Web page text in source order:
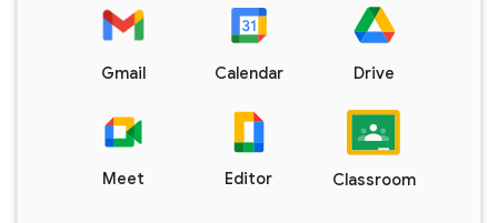
Gmail Calendar Drive
Meet Editor Classroom